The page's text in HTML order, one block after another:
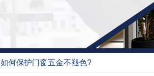
如何保护门窗五金不褪色?